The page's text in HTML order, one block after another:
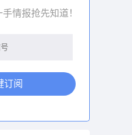
情报抢先知道！
订阅